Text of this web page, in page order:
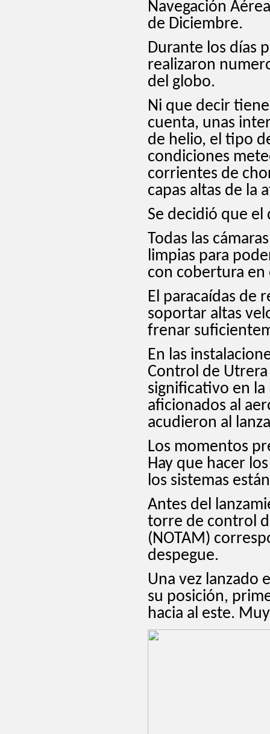
Navegación
de Diciembre.
Durante los días
realizaron
del globo.
Ni que decir
cuenta, unas
de helio, el tipo
condiciones
corrientes de
capas altas de la
Se decidió que
Todas las
limpias para
con cobertura
El paracaídas de
soportar altas
frenar
En las
Control de
significativo en
aficionados al
acudieron al
Los momentos
Hay que hacer
los sistemas
Antes del
torre de control
(NOTAM)
despegue.
Una vez lanzado
su posición,
hacia al este.